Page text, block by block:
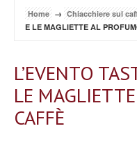
Home → Chiacchiere sul
E LE MAGLIETTE AL
L’EVENTO
LE
CAFFÈ